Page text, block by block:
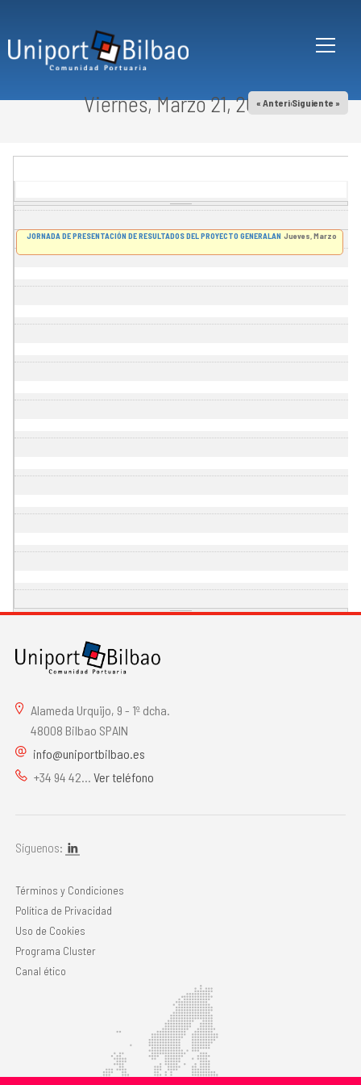
Viernes, Marzo 21, 2025« AnteriorSiguiente »
JORNADA DE PRESENTACIÓN DE RESULTADOS DEL PROYECTO GENERALAN Jueves, Marzo 27,
Alameda Urquijo, 9 - 1º dcha.
48008 Bilbao SPAIN
info@uniportbilbao.es
+34 94 42... Ver teléfono
Síguenos:
Términos y Condiciones
Política de Privacidad
Uso de Cookies
Programa Cluster
Canal ético